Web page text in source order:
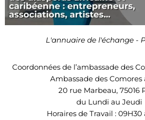
L'annuaire de l'échange -
Coordonnées de l’ambassade des
Ambassade des Comores
20 rue Marbeau, 75016
du Lundi au Jeudi
Horaires de Travail : 09H30